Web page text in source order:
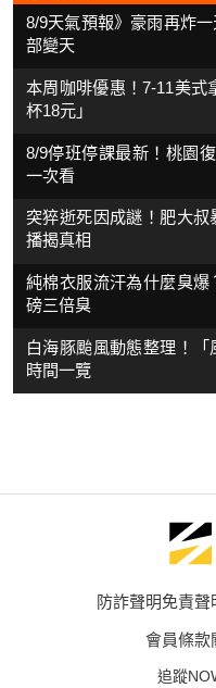
8/9天氣預報》豪雨再炸
部變天
本周咖啡優惠！7-11美
杯18元」
8/9停班停課最新！桃園
一次看
突猝逝死因成謎！肥大
播揭真相
純棉衣服流汗為什麼臭
磅三倍臭
白海豚颱風動態整理！「
時間一覽
防詐聲明免責聲
會員條款
追蹤